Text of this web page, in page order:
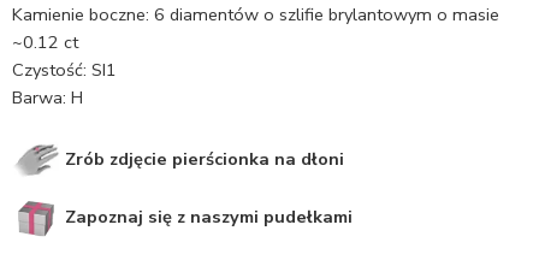
Kamienie boczne: 6 diamentów o szlifie brylantowym o masie
~0.12 ct
Czystość: SI1
Barwa: H
Zrób zdjęcie pierścionka na dłoni
Zapoznaj się z naszymi pudełkami